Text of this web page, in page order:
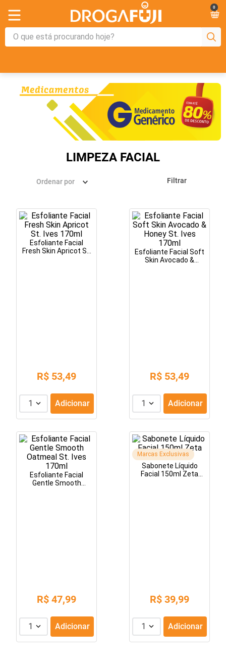
0
LIMPEZA FACIAL
Ordenar por Filtrar
Esfoliante Facial
Fresh Skin Apricot St.
R$ 53,49
1 Adicionar
Esfoliante Facial Soft
Skin Avocado &
R$ 53,49
1 Adicionar
Esfoliante Facial
Gentle Smooth
R$ 47,99
1 Adicionar
Marcas Exclusivas
Sabonete Líquido
Facial 150ml Zeta
R$ 39,99
1 Adicionar